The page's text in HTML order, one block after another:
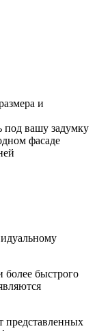
и
под вашу задумку
фасаде
более быстрого
представленных